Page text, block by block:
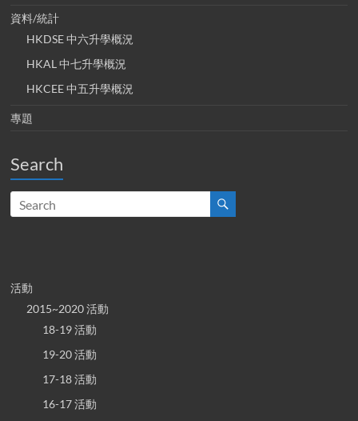
資料/統計
HKDSE 中六升學概況
HKAL 中七升學概況
HKCEE 中五升學概況
專題
Search
活動
2015~2020 活動
18-19 活動
19-20 活動
17-18 活動
16-17 活動